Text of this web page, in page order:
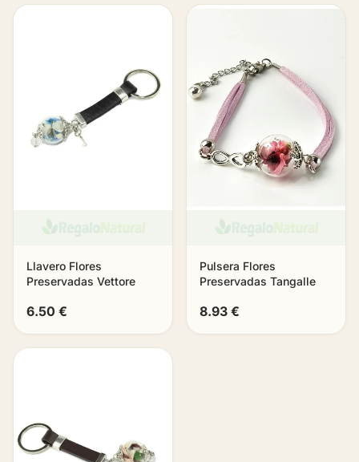
Llavero Flores
Preservadas Vettore
6.50 €
Pulsera Flores
Preservadas Tangalle
8.93 €